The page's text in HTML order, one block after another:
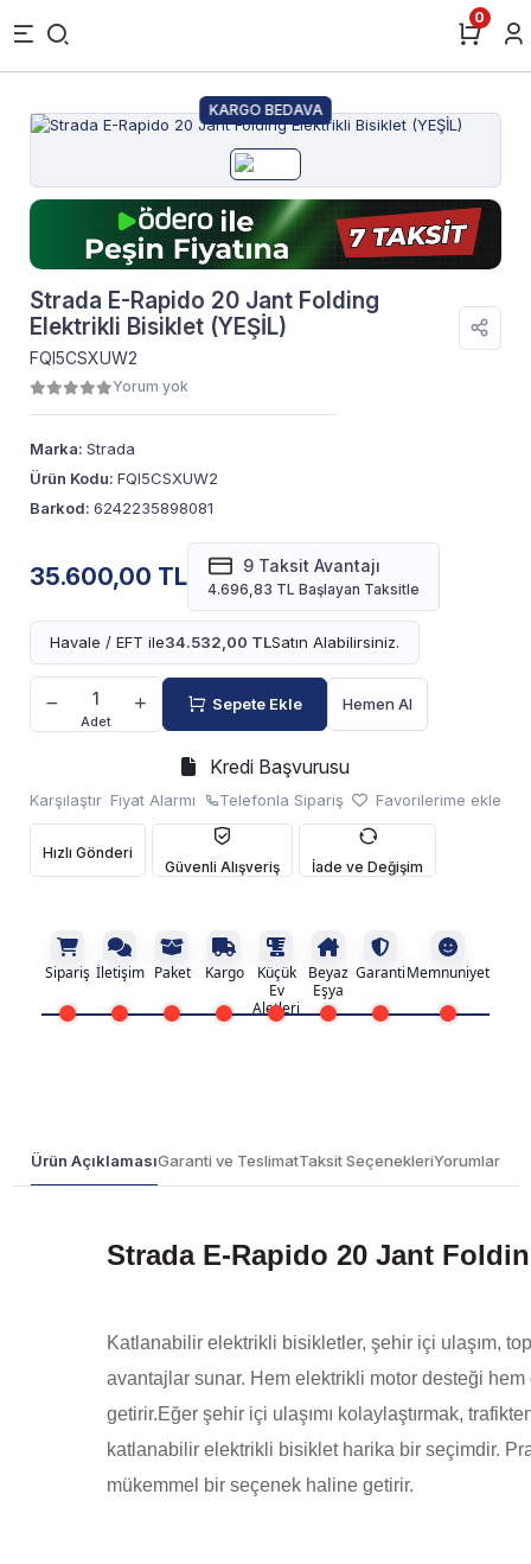
0
KARGO BEDAVA
Strada E-Rapido 20 Jant Folding
Elektrikli Bisiklet (YEŞİL)
FQI5CSXUW2
Yorum yok
Marka: Strada
Ürün Kodu: FQI5CSXUW2
Barkod: 6242235898081
35.600,00 TL 9 Taksit Avantajı
4.696,83 TL Başlayan Taksitle
Havale / EFT ile34.532,00 TLSatın Alabilirsiniz.
Adet
Sepete Ekle Hemen Al
Kredi Başvurusu
Karşılaştır Fiyat Alarmı Telefonla Sipariş Favorilerime ekle
Hızlı Gönderi
Güvenli Alışveriş
İade ve Değişim
Sipariş İletişim Paket Kargo
Küçük
Ev
Aletleri
Beyaz
Eşya
GarantiMemnuniyet
Ürün AçıklamasıGaranti ve TeslimatTaksit SeçenekleriYorumlar
Strada E-Rapido 20 Jant
Katlanabilir elektrikli bisikletler, şehir içi ulaşım,
avantajlar sunar. Hem elektrikli motor desteği
getirir.Eğer şehir içi ulaşımı kolaylaştırmak,
katlanabilir elektrikli bisiklet harika bir seçimdir.
mükemmel bir seçenek haline getirir.